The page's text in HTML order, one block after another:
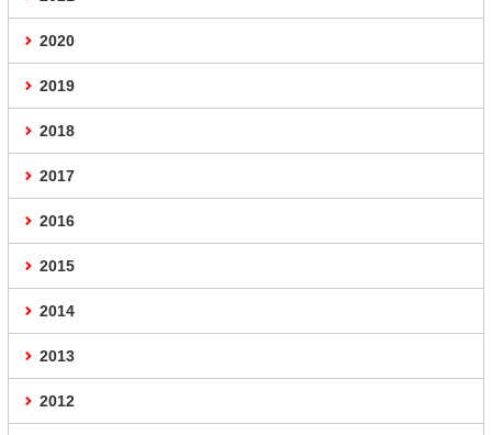
2020
2019
2018
2017
2016
2015
2014
2013
2012